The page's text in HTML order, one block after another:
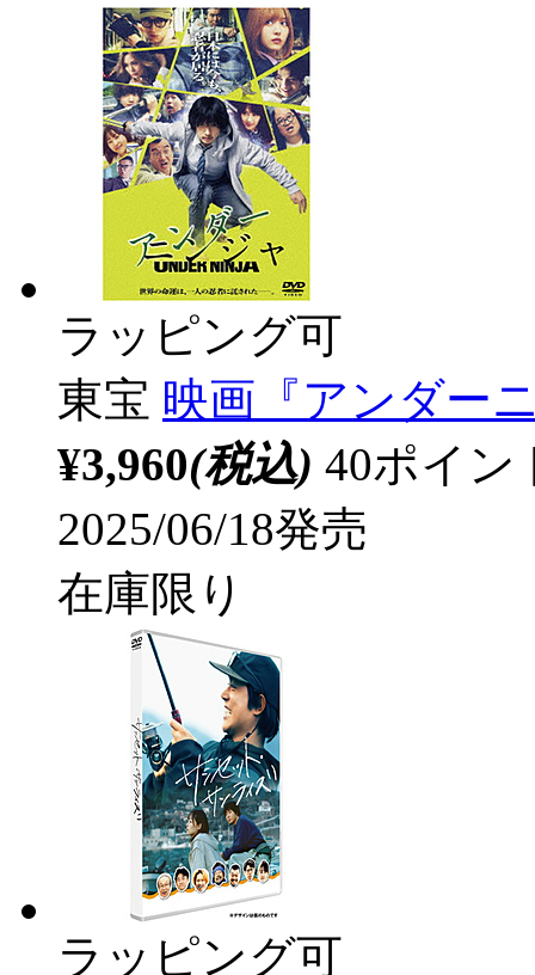
ラッピング可
東宝 映画『アンダー
¥3,960(税込) 40ポイ
2025/06/18発売
在庫限り
ラッピング可